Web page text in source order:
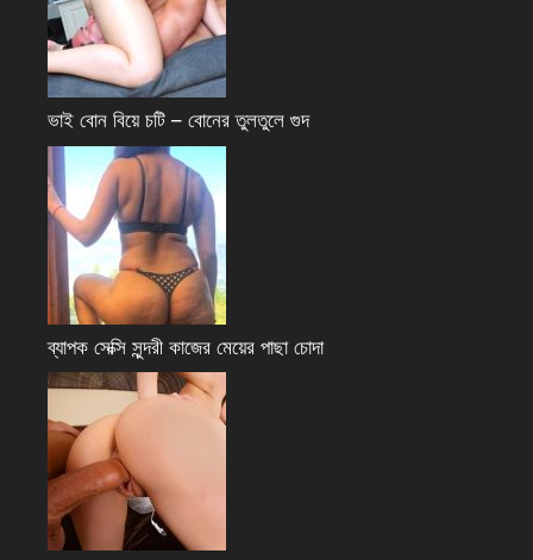
ভাই বোন বিয়ে চটি – বোনের তুলতুলে গুদ
ব্যাপক সেক্সি সুন্দরী কাজের মেয়ের পাছা চোদা